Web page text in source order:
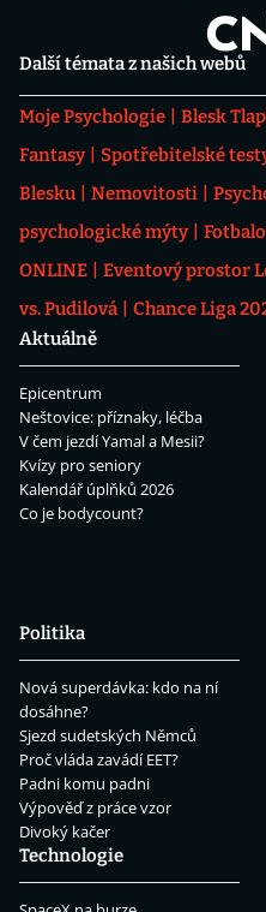
Další témata z našich webů
Moje Psychologie Blesk
Fantasy
Spotřebitelské
Blesku
Nemovitosti
psychologické mýty
ONLINE
Eventový prostor
vs. Pudilová
Chance Liga
Aktuálně
Epicentrum
Neštovice: příznaky, léčba
V čem jezdí Yamal a Mesii?
Kvízy pro seniory
Kalendář úplňků 2026
Co je bodycount?
Politika
Nová superdávka: kdo na ní
dosáhne?
Sjezd sudetských Němců
Proč vláda zavádí EET?
Padni komu padni
Výpověď z práce vzor
Divoký kačer
Technologie